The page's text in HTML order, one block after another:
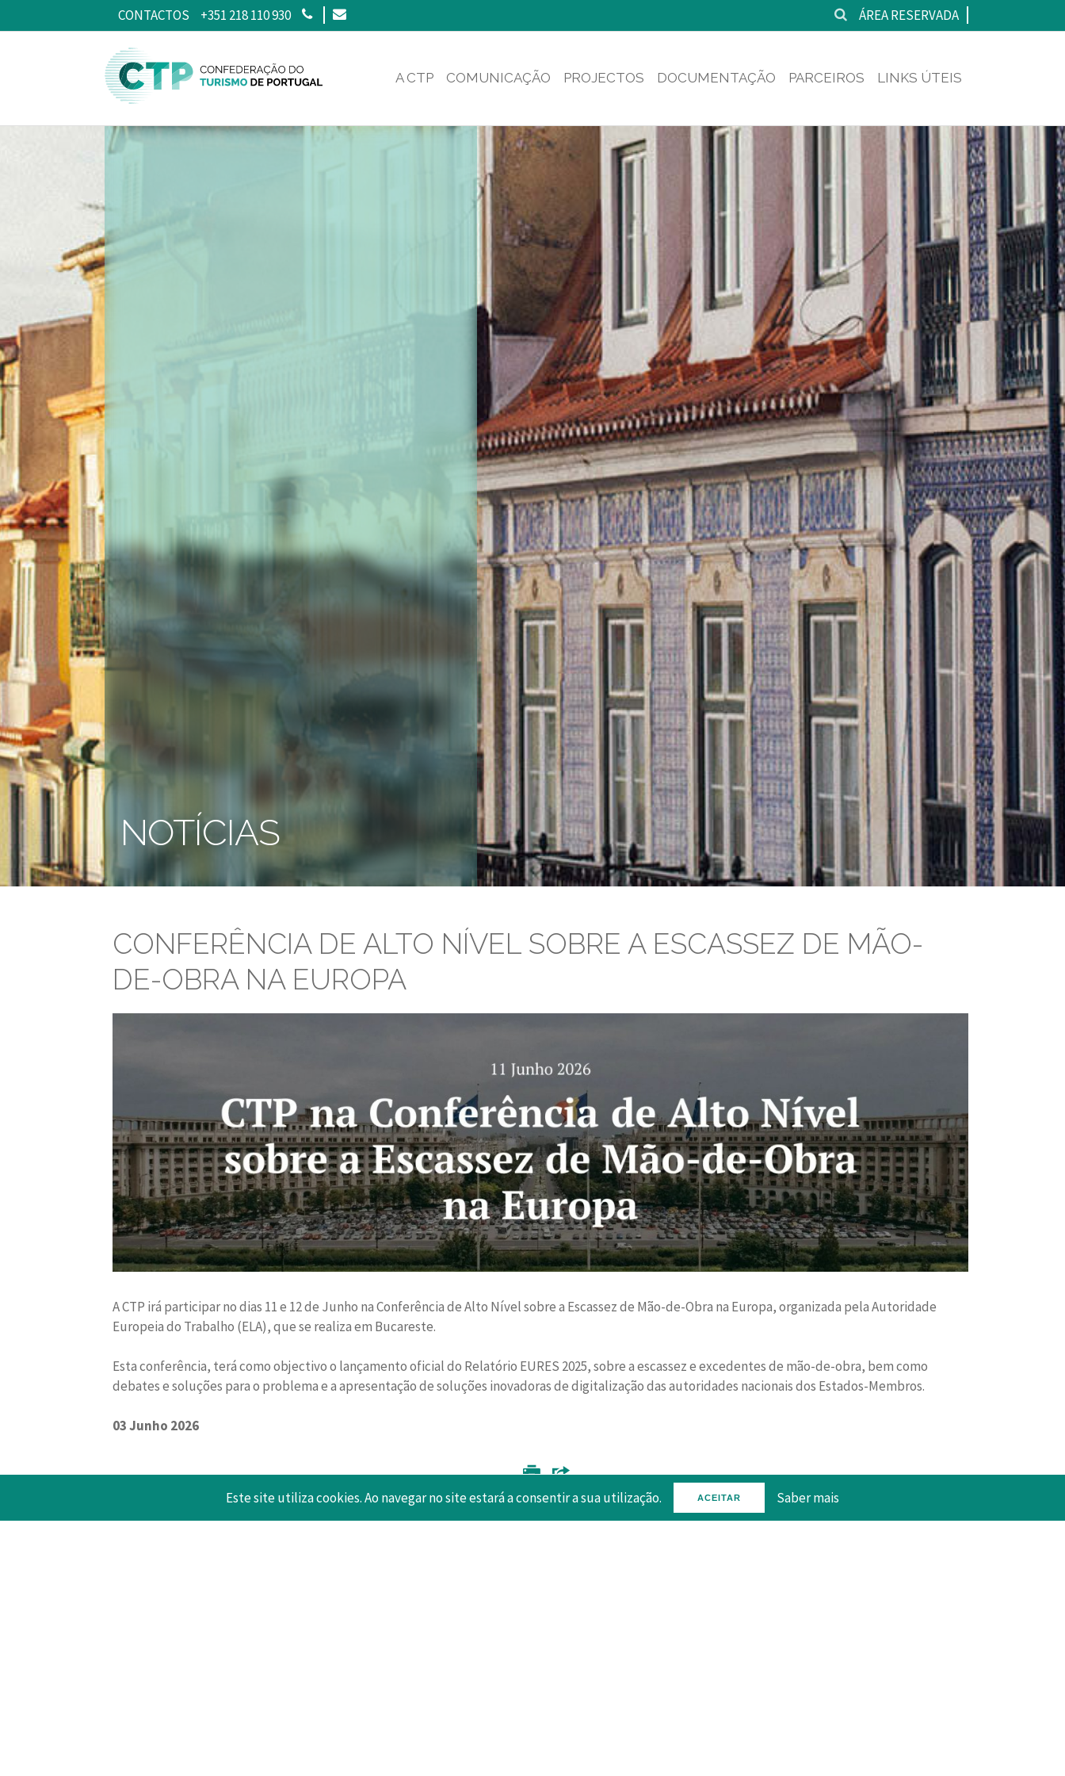
CONTACTOS +351 218 110 930 ÁREA RESERVADA
A CTP COMUNICAÇÃO PROJECTOS DOCUMENTAÇÃO PARCEIROS LINKS ÚTEIS
NOTÍCIAS
CONFERÊNCIA DE ALTO NÍVEL SOBRE A ESCASSEZ DE MÃO-
DE-OBRA NA EUROPA
A CTP irá participar no dias 11 e 12 de Junho na Conferência de Alto Nível sobre a Escassez de Mão-de-Obra na Europa, organizada pela Autoridade
Europeia do Trabalho (ELA), que se realiza em Bucareste.
Esta conferência, terá como objectivo o lançamento oficial do Relatório EURES 2025, sobre a escassez e excedentes de mão-de-obra, bem como
debates e soluções para o problema e a apresentação de soluções inovadoras de digitalização das autoridades nacionais dos Estados-Membros.
03 Junho 2026
Voltar
Este site utiliza cookies. Ao navegar no site estará a consentir a sua utilização. ACEITAR Saber mais